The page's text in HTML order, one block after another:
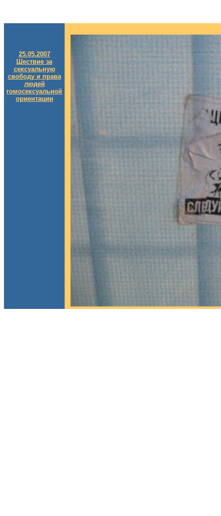
25.05.2007
Шествие за
сексуальную
свободу и права
людей
гомосексуальной
ориентации